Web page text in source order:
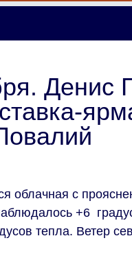
Денис
облачная с
+6
тепла. Ветер